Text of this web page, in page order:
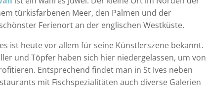
türkisfarbenen Meer, den Palmen und der
Ferienort an der englischen Westküste.
ist heute vor allem für seine Künstlerszene bekannt.
und Töpfer haben sich hier niedergelassen, um von
Entsprechend findet man in St Ives neben
mit Fischspezialitäten auch diverse Galerien